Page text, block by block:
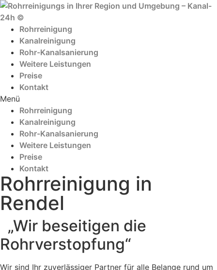
Zum
Inhalt
wechselnRohrreinigung
Kanalreinigung
Rohr-Kanalsanierung
Weitere Leistungen
Preise
Kontakt
Menü
Rohrreinigung
Kanalreinigung
Rohr-Kanalsanierung
Weitere Leistungen
Preise
Kontakt
Rohrreinigung in
Rendel
„Wir beseitigen die
Rohrverstopfung“
Wir sind Ihr zuverlässiger Partner für alle Belange rund um